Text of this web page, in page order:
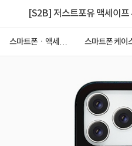
[S2B] 저스트포유 맥세이
스마트폰ㆍ액세서
스마트폰 케이